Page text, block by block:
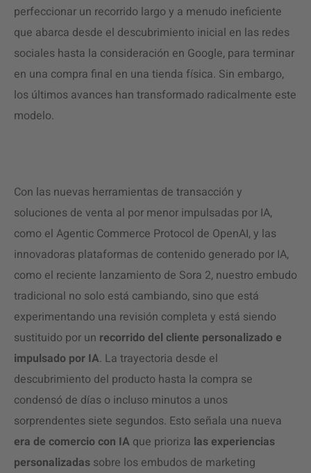
perfeccionar un recorrido largo y a menudo ineficiente
que abarca desde el descubrimiento inicial en las redes
sociales hasta la consideración en Google, para terminar
en una compra final en una tienda física. Sin embargo,
los últimos avances han transformado radicalmente este
modelo.
Con las nuevas herramientas de transacción y
soluciones de venta al por menor impulsadas por IA,
como el Agentic Commerce Protocol de OpenAI, y las
innovadoras plataformas de contenido generado por IA,
como el reciente lanzamiento de Sora 2, nuestro embudo
tradicional no solo está cambiando, sino que está
experimentando una revisión completa y está siendo
sustituido por un recorrido del cliente personalizado e
impulsado por IA. La trayectoria desde el
descubrimiento del producto hasta la compra se
condensó de días o incluso minutos a unos
sorprendentes siete segundos. Esto señala una nueva
era de comercio con IA que prioriza las experiencias
personalizadas sobre los embudos de marketing